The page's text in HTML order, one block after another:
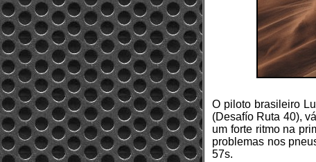
O piloto brasileiro
(Desafío Ruta 40),
um forte ritmo na
problemas nos
57s.